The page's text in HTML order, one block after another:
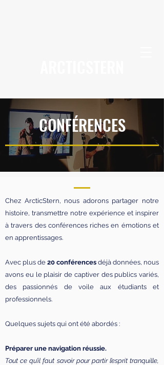
CONFÉRENCES
Chez ArcticStern, nous adorons partager notre
histoire, transmettre notre expérience et inspirer
à travers des conférences riches en émotions et
en apprentissages.
Avec plus de 20 conférences déjà données, nous
avons eu le plaisir de captiver des publics variés,
des passionnés de voile aux étudiants et
professionnels.
Quelques sujets qui ont été abordés :
Préparer une navigation réussie.
Tout ce qu’il faut savoir pour partir l’esprit tranquille,